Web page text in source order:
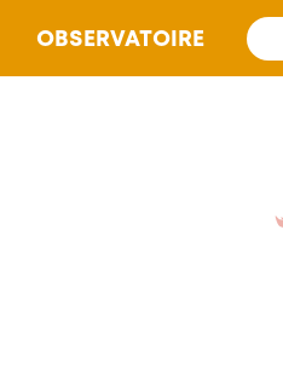
OBSERVATOIRE